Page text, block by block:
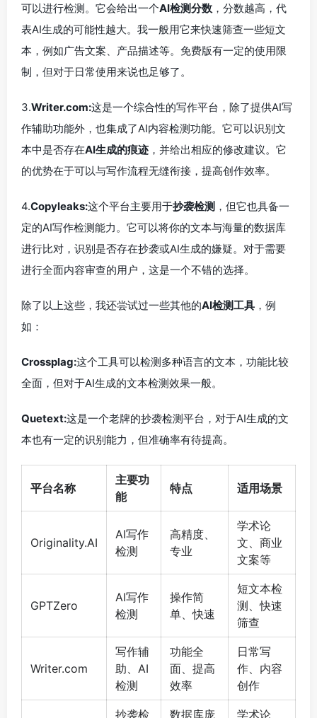
可以进行检测。它会给出一个AI检测分数 ，分数越高，代
表AI生成的可能性越大。我一般用它来快速筛查一些短文
本，例如广告文案、产品描述等。免费版有一定的使用限
制，但对于日常使用来说也足够了。
3.Writer.com:这是一个综合性的写作平台，除了提供AI写
作辅助功能外，也集成了AI内容检测功能。它可以识别文
本中是否存在AI生成的痕迹 ，并给出相应的修改建议。它
的优势在于可以与写作流程无缝衔接，提高创作效率。
4.Copyleaks:这个平台主要用于抄袭检测 ，但它也具备一
定的AI写作检测能力。它可以将你的文本与海量的数据库
进行比对，识别是否存在抄袭或AI生成的嫌疑。对于需要
进行全面内容审查的用户，这是一个不错的选择。
除了以上这些，我还尝试过一些其他的AI检测工具 ，例
如：
Crossplag:这个工具可以检测多种语言的文本，功能比较
全面，但对于AI生成的文本检测效果一般。
Quetext:这是一个老牌的抄袭检测平台，对于AI生成的文
本也有一定的识别能力，但准确率有待提高。
平台名称
主要功
能
特点 适用场景
Originality.AI
AI写作
检测
高精度、
专业
学术论
文、商业
文案等
GPTZero
AI写作
检测
操作简
单、快速
短文本检
测、快速
筛查
Writer.com
写作辅
助、AI
检测
功能全
面、提高
效率
日常写
作、内容
创作
抄袭检 数据库庞 学术论